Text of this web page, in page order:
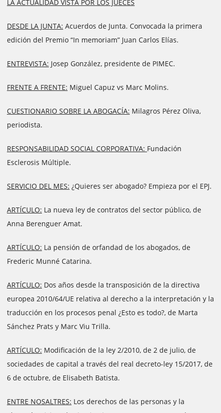
LA ACTUALIDAD VISTA POR LOS JUECES
DESDE LA JUNTA: Acuerdos de Junta. Convocada la primera
edición del Premio “In memoriam” Juan Carlos Elías.
ENTREVISTA: Josep González, presidente de PIMEC.
FRENTE A FRENTE: Miguel Capuz vs Marc Molins.
CUESTIONARIO SOBRE LA ABOGACÍA: Milagros Pérez Oliva,
periodista.
RESPONSABILIDAD SOCIAL CORPORATIVA: Fundación
Esclerosis Múltiple.
SERVICIO DEL MES: ¿Quieres ser abogado? Empieza por el EPJ.
ARTÍCULO: La nueva ley de contratos del sector público, de
Anna Berenguer Amat.
ARTÍCULO: La pensión de orfandad de los abogados, de
Frederic Munné Catarina.
ARTÍCULO: Dos años desde la transposición de la directiva
europea 2010/64/UE relativa al derecho a la interpretación y la
traducción en los procesos penal ¿Esto es todo?, de Marta
Sánchez Prats y Marc Viu Trilla.
ARTÍCULO: Modificación de la ley 2/2010, de 2 de julio, de
sociedades de capital a través del real decreto-ley 15/2017, de
6 de octubre, de Elisabeth Batista.
ENTRE NOSALTRES: Los derechos de las personas y la